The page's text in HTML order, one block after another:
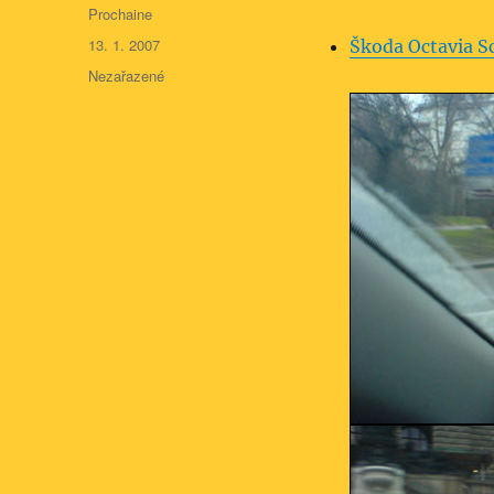
Škoda Octavia
Autor:
Prochaine
Publikováno:
13. 1. 2007
Rubriky:
Nezařazené